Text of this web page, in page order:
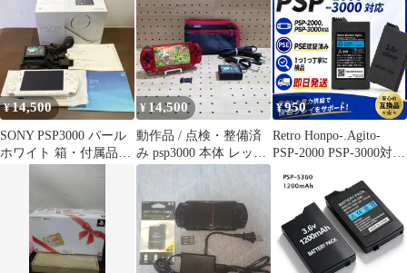
セット
セット
¥14,500
SONY PSP3000 パール
ホワイト 箱・付属品あ
¥ 14,500
動作品 / 点検・整備済
み psp3000 本体 レッド
×ブラック（付属品あ
¥950
Retro Honpo-.Agito-
PSP-2000 PSP-3000対応
バッテリー 充電池
PSP-S110互換
1200mAh GAMER'S
QUEST 黒 互換電
池 レトロ本舗アジト